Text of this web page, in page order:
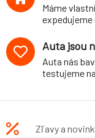
Máme
Auta jsou
Auta nás
testujeme
Zľavy a